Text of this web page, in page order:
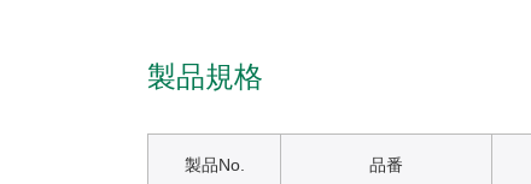
製品規格
製品No. 品番